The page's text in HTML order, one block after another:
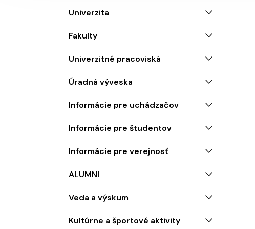
Menu
Univerzita
Fakulty
Univerzitné pracoviská
Úradná výveska
Informácie pre uchádzačov
Informácie pre študentov
Informácie pre verejnosť
ALUMNI
Veda a výskum
Kultúrne a športové aktivity